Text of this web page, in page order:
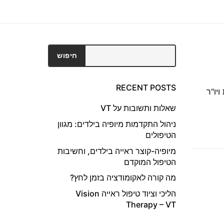
חיפוש
RECENT POSTS
שאלות ותשובות על VT
ניהול התקדמות מיופיה בילדים: מגוון
הטיפולים
מיופיה-קוצר ראייה בילדים, וחשיבות
הטיפול המוקדם
מה קורה לאקומודציה בזמן לחץ?
הליכי וציוד טיפול ראייה Vision
Therapy – VT